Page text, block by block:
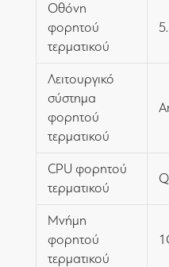
Οθόνη
φορητού
τερματικού
Λειτουργικό
σύστημα
φορητού
τερματικού
CPU φορητού
τερματικού
Μνήμη
φορητού
τερματικού